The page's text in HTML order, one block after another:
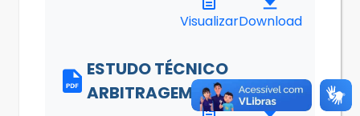
VisualizarDownload
ESTUDO TÉCNICO
ARBITRAGEM.pdf